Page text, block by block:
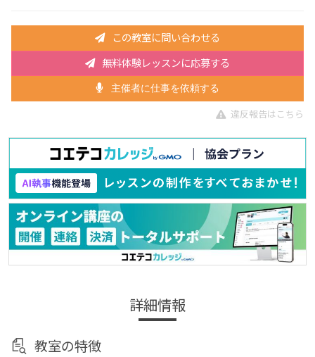
この教室に問い合わせる
無料体験レッスンに応募する
主催者に仕事を依頼する
違反報告はこちら
詳細情報
教室の特徴